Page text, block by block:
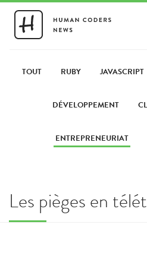
PARTAGER
TOUT RUBY JAVASCRIPT
DÉVELOPPEMENT
ENTREPRENEURIAT
Les pièges en